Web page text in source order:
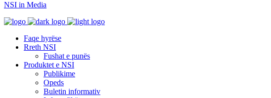
NSI in Media
Faqe hyrëse
Rreth NSI
Fushat e punës
Produktet e NSI
Publikime
Opeds
Buletin informativ